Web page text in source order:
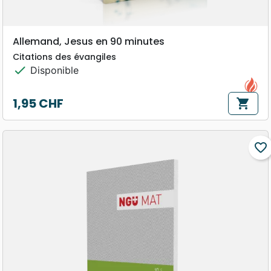
Allemand, Jesus en 90 minutes
Citations des évangiles
check Disponible
Prix
1,95 CHF shopping_cart
favorite_border